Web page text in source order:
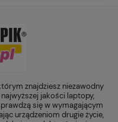
znajdziesz niezawodny
jakości laptopy,
się w wymagającym
urządzeniom drugie życie,